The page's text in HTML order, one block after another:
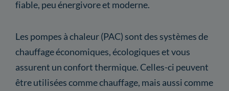
fiable, peu énergivore et moderne.
Les pompes à chaleur (PAC) sont des systèmes de
chauffage économiques, écologiques et vous
assurent un confort thermique. Celles-ci peuvent
être utilisées comme chauffage, mais aussi comme